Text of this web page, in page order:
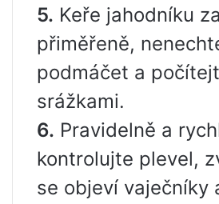
5. Keře jahodníku
přiměřeně,
podmáčet a
srážkami.
6. Pravidelně a
kontrolujte plevel,
se objeví vaječníky